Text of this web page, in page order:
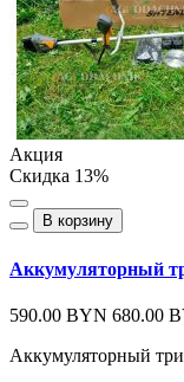
Акция
Скидка 13%
В корзину
Аккумуляторный
590.00 BYN 680.00
Аккумуляторный